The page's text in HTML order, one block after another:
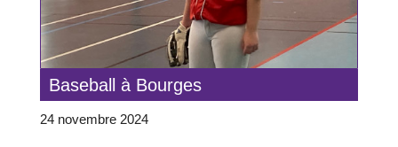
Baseball à Bourges
24 novembre 2024